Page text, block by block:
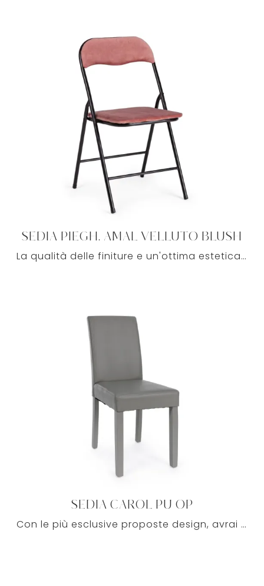
SEDIA PIEGH. AMAL VELLUTO BLUSH
La qualità delle finiture e un'ottima estetica rendono questa proposta di Cod.
SEDIA CAROL PU OP
Con le più esclusive proposte design, avrai la possibilità di personalizzare i tuoi interni con stile e funzionalità, con tutta l'eccellenza ...